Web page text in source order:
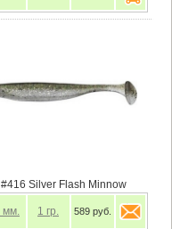
#416 Silver Flash Minnow
мм. 1 гр. 589 руб.